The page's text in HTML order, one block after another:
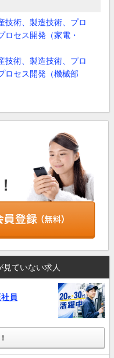
技術、製造技術、プロ
ロセス開発（家電・
技術、製造技術、プロ
ロセス開発（機械部
ていない求人
員